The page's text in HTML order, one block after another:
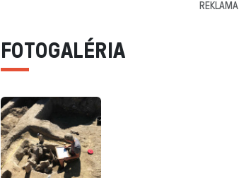
REKLAMA
FOTOGALÉRIA